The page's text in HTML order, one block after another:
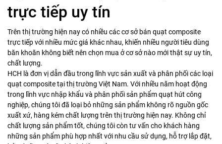
trực tiếp uy tín
Trên thị trường hiện nay có nhiều các cơ sở bán quạt composite
trực tiếp với nhiều mức giá khác nhau, khiến nhiều người tiêu dùng
băn khoăn không biết nên chọn mua ở cơ sở nào mới thật sự uy tín,
chất lượng.
HCH là đơn vị dẫn đầu trong lĩnh vực sản xuất và phân phối các loại
quạt composite tại thị trường Việt Nam. Với nhiều năm hoạt động
trong lĩnh vực nhập khẩu và phân phối sản phẩm quạt hút công
nghiệp, chúng tôi đã loại bỏ những sản phẩm không rõ nguồn gốc
xuất xứ, hàng kém chất lượng trên thị trường hiện nay. Không chỉ
chất lượng sản phẩm tốt, chúng tôi còn tư vấn cho khách hàng
những sản phẩm phù hợp nhất với nhu cầu sử dụng, hỗ trợ lắp đặt,